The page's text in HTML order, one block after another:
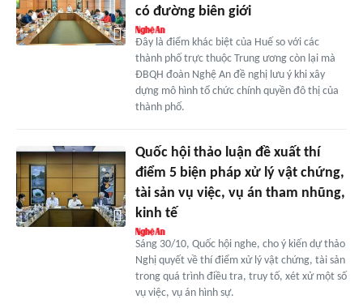
có đường biên giới
Đây là điểm khác biệt của Huế so với các
thành phố trực thuộc Trung ương còn lại mà
ĐBQH đoàn Nghệ An đề nghị lưu ý khi xây
dựng mô hình tổ chức chính quyền đô thị của
thành phố.
Quốc hội thảo luận đề xuất thí
điểm 5 biện pháp xử lý vật chứng,
tài sản vụ việc, vụ án tham nhũng,
kinh tế
Sáng 30/10, Quốc hội nghe, cho ý kiến dự thảo
Nghị quyết về thí điểm xử lý vật chứng, tài sản
trong quá trình điều tra, truy tố, xét xử một số
vụ việc, vụ án hình sự.